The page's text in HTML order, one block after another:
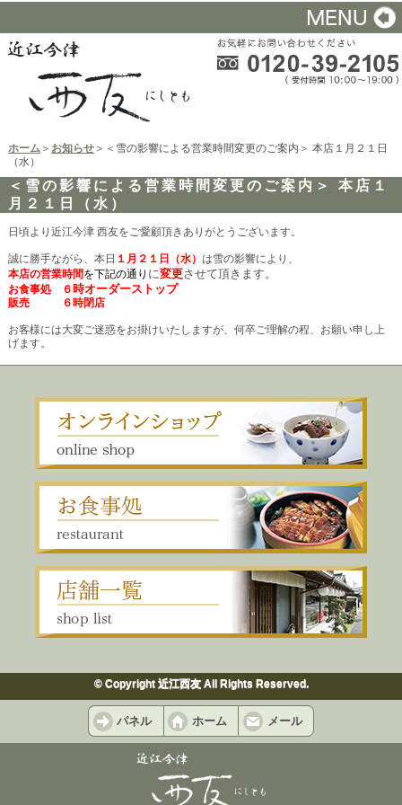
ホーム＞ お知らせ＞＜雪の影響による営業時間変更のご案内＞ 本店１月２１日
（水）
＜雪の影響による営業時間変更のご案内＞ 本店１
月２１日（水）
日頃より近江今津 西友をご愛顧頂きありがとうございます。
誠に勝手ながら、本日 １月２１日（水） は雪の影響により、
本店の営業時間を下記の通り に変更させて頂きます。
お食事処 ６時オーダーストップ
販売 ６時閉店
お客様には大変ご迷惑をお掛けいたしますが、何卒ご理解の程、お願い申し上
げます。
© Copyright 近江西友 All Rights Reserved.
パネル ホーム メール